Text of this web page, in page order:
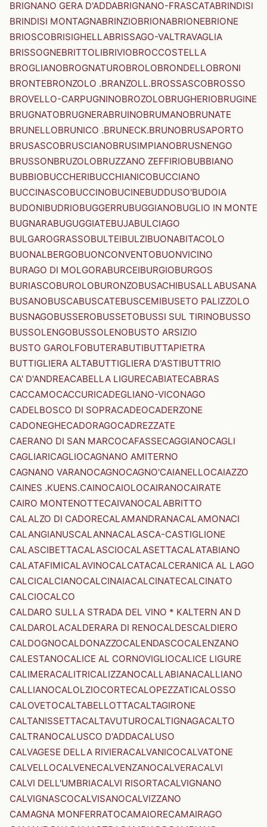
BRIGNANO GERA D'ADDABRIGNANO-FRASCATABRINDISI
BRINDISI MONTAGNABRINZIOBRIONABRIONEBRIONE
BRIOSCOBRISIGHELLABRISSAGO-VALTRAVAGLIA
BRISSOGNEBRITTOLIBRIVIOBROCCOSTELLA
BROGLIANOBROGNATUROBROLOBRONDELLOBRONI
BRONTEBRONZOLO .BRANZOLL.BROSSASCOBROSSO
BROVELLO-CARPUGNINOBROZOLOBRUGHERIOBRUGINE
BRUGNATOBRUGNERABRUINOBRUMANOBRUNATE
BRUNELLOBRUNICO .BRUNECK.BRUNOBRUSAPORTO
BRUSASCOBRUSCIANOBRUSIMPIANOBRUSNENGO
BRUSSONBRUZOLOBRUZZANO ZEFFIRIOBUBBIANO
BUBBIOBUCCHERIBUCCHIANICOBUCCIANO
BUCCINASCOBUCCINOBUCINEBUDDUSO'BUDOIA
BUDONIBUDRIOBUGGERRUBUGGIANOBUGLIO IN MONTE
BUGNARABUGUGGIATEBUJABULCIAGO
BULGAROGRASSOBULTEIBULZIBUONABITACOLO
BUONALBERGOBUONCONVENTOBUONVICINO
BURAGO DI MOLGORABURCEIBURGIOBURGOS
BURIASCOBUROLOBURONZOBUSACHIBUSALLABUSANA
BUSANOBUSCABUSCATEBUSCEMIBUSETO PALIZZOLO
BUSNAGOBUSSEROBUSSETOBUSSI SUL TIRINOBUSSO
BUSSOLENGOBUSSOLENOBUSTO ARSIZIO
BUSTO GAROLFOBUTERABUTIBUTTAPIETRA
BUTTIGLIERA ALTABUTTIGLIERA D'ASTIBUTTRIO
CA' D'ANDREACABELLA LIGURECABIATECABRAS
CACCAMOCACCURICADEGLIANO-VICONAGO
CADELBOSCO DI SOPRACADEOCADERZONE
CADONEGHECADORAGOCADREZZATE
CAERANO DI SAN MARCOCAFASSECAGGIANOCAGLI
CAGLIARICAGLIOCAGNANO AMITERNO
CAGNANO VARANOCAGNOCAGNO'CAIANELLOCAIAZZO
CAINES .KUENS.CAINOCAIOLOCAIRANOCAIRATE
CAIRO MONTENOTTECAIVANOCALABRITTO
CALALZO DI CADORECALAMANDRANACALAMONACI
CALANGIANUSCALANNACALASCA-CASTIGLIONE
CALASCIBETTACALASCIOCALASETTACALATABIANO
CALATAFIMICALAVINOCALCATACALCERANICA AL LAGO
CALCICALCIANOCALCINAIACALCINATECALCINATO
CALCIOCALCO
CALDARO SULLA STRADA DEL VINO * KALTERN AN D
CALDAROLACALDERARA DI RENOCALDESCALDIERO
CALDOGNOCALDONAZZOCALENDASCOCALENZANO
CALESTANOCALICE AL CORNOVIGLIOCALICE LIGURE
CALIMERACALITRICALIZZANOCALLABIANACALLIANO
CALLIANOCALOLZIOCORTECALOPEZZATICALOSSO
CALOVETOCALTABELLOTTACALTAGIRONE
CALTANISSETTACALTAVUTUROCALTIGNAGACALTO
CALTRANOCALUSCO D'ADDACALUSO
CALVAGESE DELLA RIVIERACALVANICOCALVATONE
CALVELLOCALVENECALVENZANOCALVERACALVI
CALVI DELL'UMBRIACALVI RISORTACALVIGNANO
CALVIGNASCOCALVISANOCALVIZZANO
CAMAGNA MONFERRATOCAMAIORECAMAIRAGO